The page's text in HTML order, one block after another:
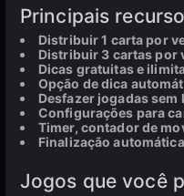
Principais
Distribuir 1 carta por
Distribuir 3 cartas por
Dicas gratuitas e
Opção de dica
Desfazer jogadas sem
Configurações para
Timer, contador de
Finalização
Jogos que você